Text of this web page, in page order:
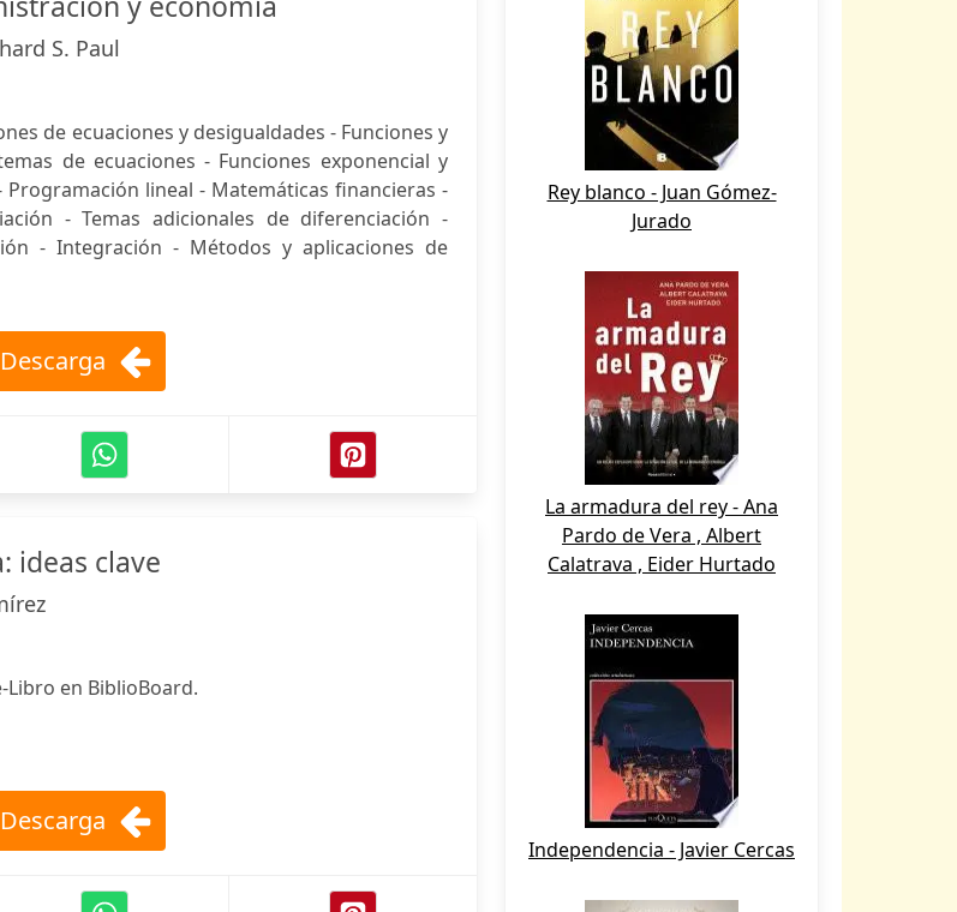
S. Paul
de ecuaciones y desigualdades - Funciones y
de ecuaciones - Funciones exponencial y
lineal - Matemáticas financieras -
- Temas adicionales de diferenciación -
- Integración - Métodos y aplicaciones de
ideas clave
Libro en BiblioBoard.
Rey blanco - Juan Gómez-
Jurado
La armadura del rey - Ana
Pardo de Vera , Albert
Calatrava , Eider Hurtado
Independencia - Javier Cercas